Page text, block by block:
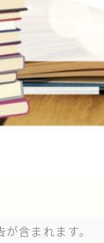
含まれます。